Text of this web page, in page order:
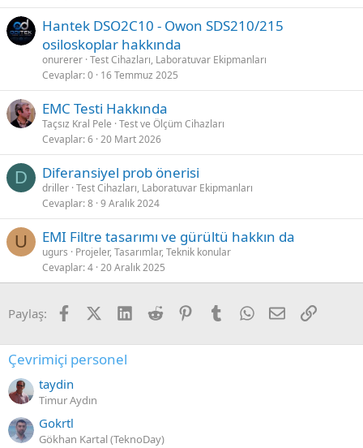
Hantek DSO2C10 - Owon SDS210/215
osiloskoplar hakkında
onurerer Test Cihazları, Laboratuvar Ekipmanları
Cevaplar 0 16 Temmuz 2025
EMC Testi Hakkında
Taçsız Kral Pele Test ve Ölçüm Cihazları
Cevaplar 6 20 Mart 2026
D Diferansiyel prob önerisi
driller Test Cihazları, Laboratuvar Ekipmanları
Cevaplar 8 9 Aralık 2024
U EMI Filtre tasarımı ve gürültü hakkın da
ugurs
Projeler, Tasarımlar, Teknik konular
Cevaplar 4 20 Aralık 2025
Paylaş: FacebookX (Twitter)
LinkedIn
Reddit PinterestTumblrWhatsApp
E-postaLink
Çevrimiçi personel
taydin
Timur Aydın
Gokrtl
Gökhan Kartal (TeknoDay)